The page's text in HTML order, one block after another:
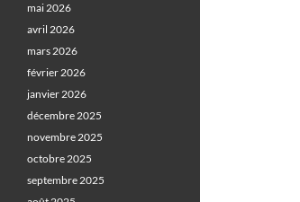
mai 2026
avril 2026
mars 2026
février 2026
janvier 2026
décembre 2025
novembre 2025
octobre 2025
septembre 2025